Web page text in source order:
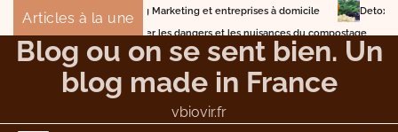
Skip
content
Articles à la une
Marketing et entreprises à domicile
Detox Body en 7 jours avec des
les dangers et les nuisances du compostage
Blog ou on se sent bien. Un
blog made in France
vbiovir.fr